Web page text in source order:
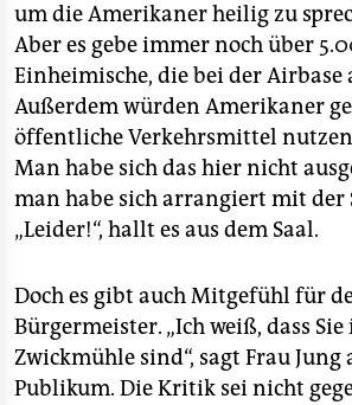
um die Amerikaner heilig zu
Aber es gebe immer noch über
Einheimische, die bei der
Außerdem würden Amerikaner
öffentliche Verkehrsmittel nutzen
Man habe sich das hier nicht
man habe sich arrangiert mit der
„Leider!“, hallt es aus dem Saal.
Doch es gibt auch Mitgefühl für
Bürgermeister. „Ich weiß, dass
Zwickmühle sind“, sagt Frau Jung
Publikum. Die Kritik sei nicht